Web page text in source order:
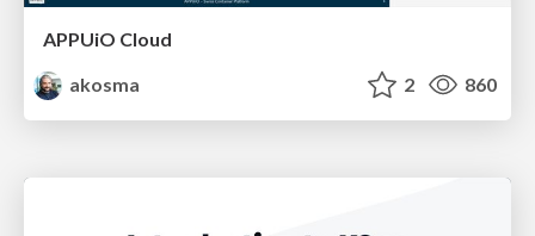
APPUiO Cloud
akosma
2 860